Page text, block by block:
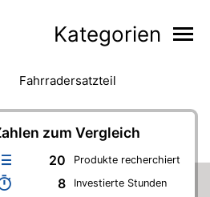
Kategorien
Fahrradersatzteil
Backbuch
Malen & Basteln
Selbstverteidigung
Skaten
zum Vergleich
20 Produkte recherchiert
8 Investierte Stunden